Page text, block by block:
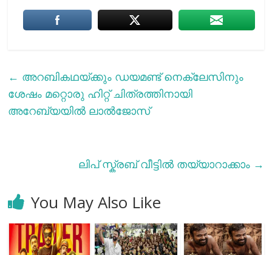
← അറബികഥയ്ക്കും ഡയമണ്ട് നെക്‌ലേസിനും
ശേഷം മറ്റൊരു ഹിറ്റ് ചിത്രത്തിനായി
അറേബ്യയിൽ ലാല്‍ജോസ്
ലിപ് സ്ക്രബ് വീട്ടില്‍ തയ്യാറാക്കാം →
You May Also Like